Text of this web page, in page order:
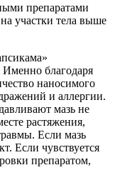
препаратами
участки тела выше
Именно благодаря
наносимого
и аллергии.
мазь не
растяжения,
Если мазь
Если чувствуется
препаратом,